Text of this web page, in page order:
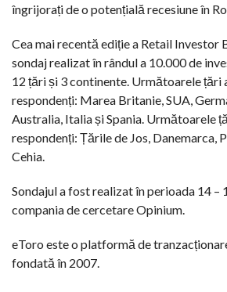
îngrijorați de o potențială recesiune în
Cea mai recentă ediție a Retail Investor
sondaj realizat în rândul a 10.000 de
12 țări și 3 continente. Următoarele țări
respondenți: Marea Britanie, SUA,
Australia, Italia și Spania. Următoarele
respondenți: Țările de Jos, Danemarca,
Cehia.
Sondajul a fost realizat în perioada 14 –
compania de cercetare Opinium.
eToro este o platformă de
fondată în 2007.